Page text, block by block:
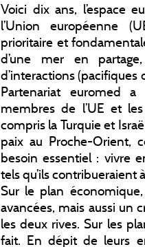
Voici dix ans, l’espace
l’Union européenne
prioritaire et
d’une mer en
d’interactions
Partenariat euromed
membres de l’UE et
compris la Turquie et
paix au Proche-Orient,
besoin essentiel : vivre
tels qu’ils contribueraient
Sur le plan
avancées, mais aussi un
les deux rives. Sur les
fait. En dépit de leurs